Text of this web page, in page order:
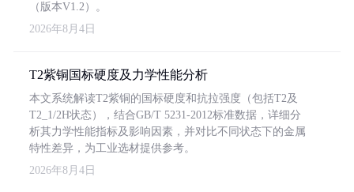
（版本V1.2）。
2026年8月4日
T2紫铜国标硬度及力学性能分析
本文系统解读T2紫铜的国标硬度和抗拉强度（包括T2及
T2_1/2H状态），结合GB/T 5231-2012标准数据，详细分
析其力学性能指标及影响因素，并对比不同状态下的金属
特性差异，为工业选材提供参考。
2026年8月4日